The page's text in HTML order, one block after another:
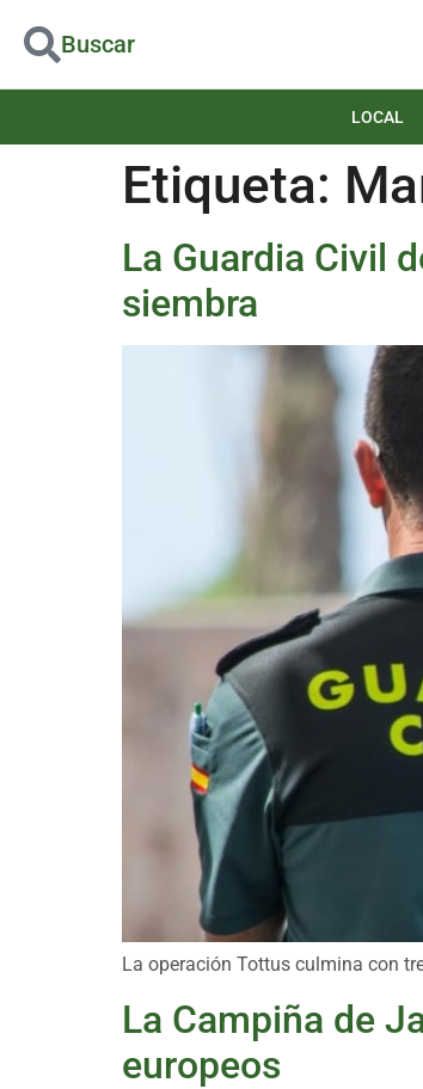
Buscar
LOCAL
Etiqueta:
La Guardia Civil
siembra
La operación Tottus culmina con
La Campiña de
europeos